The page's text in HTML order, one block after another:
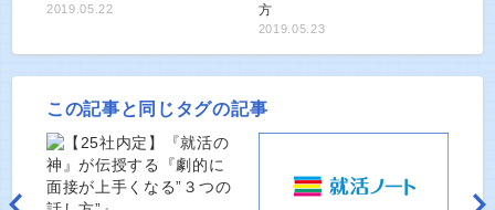
2019.05.22
方
2019.05.23
この記事と同じタグの記事